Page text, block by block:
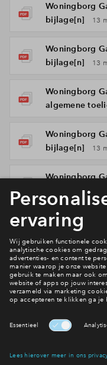
Woningborg
bijlage[n]
13
Woningborg
bijlage[n]
13
Woningborg
algemene
Woningborg
bijlage[n]
13
Woningborg
bijlage[n]
Woningborg
algemene